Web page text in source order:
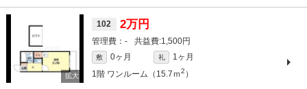
102 2万円
- 1,500円
敷 0ヶ月 礼
1ヶ月
1階 ワンルーム（15.7ｍ2 ）